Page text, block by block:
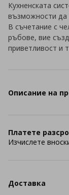
Кухненската
възможности да
В съчетание с
ръбове, вие
приветливост и
Описание на
Платете
Изчислете
Доставка